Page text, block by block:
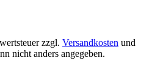
zzgl. Versandkosten und
nicht anders angegeben.